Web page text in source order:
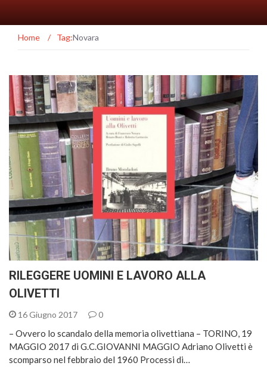
Home / Tag:Novara
RILEGGERE UOMINI E LAVORO ALLA
OLIVETTI
16 Giugno 2017 0
– Ovvero lo scandalo della memoria olivettiana – TORINO, 19
MAGGIO 2017 di G.C.GIOVANNI MAGGIO Adriano Olivetti è
scomparso nel febbraio del 1960 Processi di…